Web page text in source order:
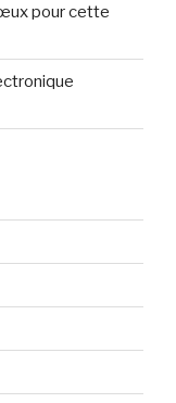
pour cette